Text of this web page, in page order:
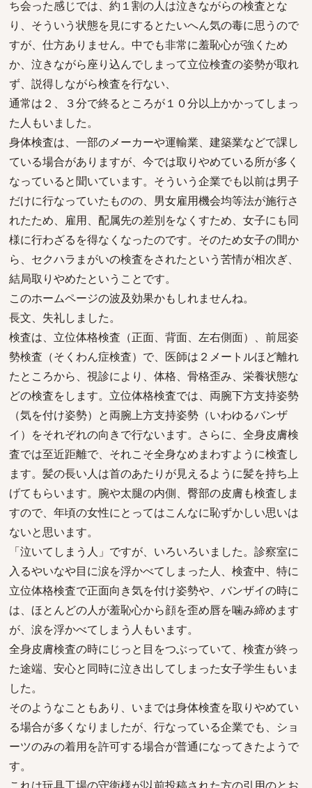
ち会った感じでは、約１割の人は泣きながらの検査とな
り、そういう状態を見にするとたいへん気の毒に思うので
すが、仕方ありません。中でも非常に羞恥心が強くため
か、泣きながら座り込んでしまって立位検査の姿勢が取れ
ず、説得しながら検査を行ない、
通常は２、３分で終るところが１０分以上かかってしまっ
た人もいました。
身体検査は、一部のメーカーや運輸業、建築業などで課し
ている場合がありますが、今では取りやめている所が多く
なっていると聞いています。そういう企業でも以前は男子
だけに行なっていたものの、男女雇用機会均等法が施行さ
れたため、雇用、配属先の差別をなくすため、女子にも同
様に行わざるを得なくなったのです。そのため女子の間か
ら、セクハラまがいの検査をされたという苦情が相次ぎ、
結局取りやめたということです。
このホームページの波及効果かもしれませんね。
長文、失礼しました。
検査は、立位体格検査（正面、背面、左右側面）、前屈姿
勢検査（そくわん症検査）で、医師は２メートルほど離れ
たところから、視診により、体格、骨格歪み、栄養状態な
どの検査をします。立位体格検査では、両腕下方支持姿勢
（気を付け姿勢）と両腕上方支持姿勢（いわゆるバンザ
イ）をそれぞれの向きで行ないます。さらに、全身皮膚検
査では至近距離で、それこそ全身なめまわすように検査し
ます。髪の長い人は首のあたりが見えるように髪を持ち上
げてもらいます。腕や太腿の内側、臀部の皮膚も検査しま
すので、年頃の女性にとってはこんなに恥ずかしい思いは
ないと思います。
「泣いてしまう人」ですが、いろいろいました。診察室に
入るやいなや目に涙を浮かべてしまった人、検査中、特に
立位体格検査で正面向き気を付け姿勢や、バンザイの時に
は、ほとんどの人が羞恥心から顔を歪め唇を噛み締めます
が、涙を浮かべてしまう人もいます。
全身皮膚検査の時にじっと目をつぶっていて、検査が終っ
た途端、安心と同時に泣き出してしまった女子学生もいま
した。
そのようなこともあり、いまでは身体検査を取りやめてい
る場合が多くなりましたが、行なっている企業でも、ショ
ーツのみの着用を許可する場合が普通になってきたようで
す。